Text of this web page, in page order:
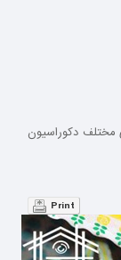
دكوراسيون
Print